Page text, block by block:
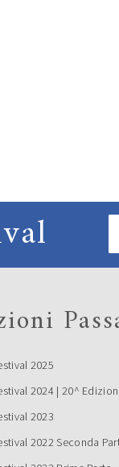
2025
2024 | 20^
2023
2022 Seconda